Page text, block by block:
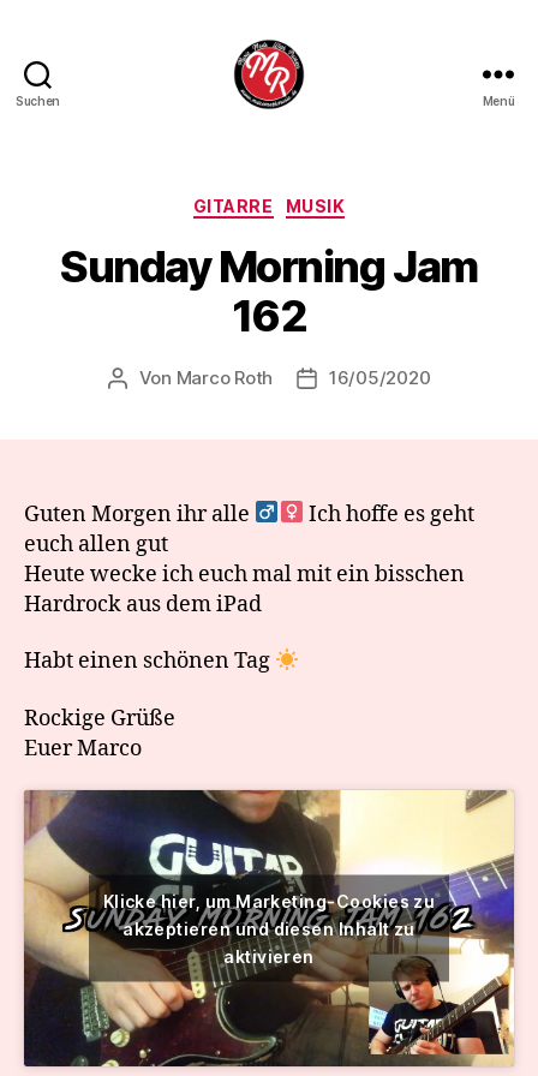
Suchen Menü
Kategorien
GITARRE MUSIK
Sunday Morning Jam
162
Beitragsautor
Von Marco Roth Veröffentlichungsdatum
16/05/2020
Guten Morgen ihr alle ‍
Ich hoffe es geht
euch allen gut
Heute wecke ich euch mal mit ein bisschen
Hardrock aus dem iPad
Habt einen schönen Tag
Rockige Grüße
Euer Marco
Klicke hier, um Marketing-Cookies zu
akzeptieren und diesen Inhalt zu
aktivieren